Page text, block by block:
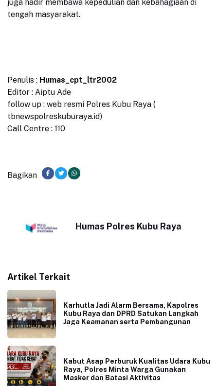
juga hadir membawa kepedulian dan kebahagiaan di
tengah masyarakat.
Penulis : Humas_cpt_ltr2002
Editor : Aiptu Ade
follow up : web resmi Polres Kubu Raya (
tbnewspolreskuburaya.id)
Call Centre : 110
Bagikan
Humas Polres Kubu Raya
Artikel Terkait
Karhutla Jadi Alarm Bersama, Kapolres
Kubu Raya dan DPRD Satukan Langkah
Jaga Keamanan serta Pembangunan
Kabut Asap Perburuk Kualitas Udara Kubu
Raya, Polres Minta Warga Gunakan
Masker dan Batasi Aktivitas